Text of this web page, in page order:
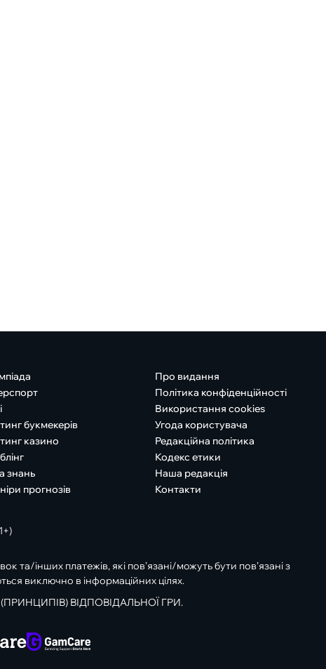
букмекерів
казино
знань
прогнозів
Про видання
Політика конфіденційності
Використання cookies
Угода користувача
Редакційна політика
Кодекс етики
Наша редакція
Контакти
та/інших платежів, які пов’язані/можуть бути пов’язані з
виключно в інформаційних цілях.
ВІДПОВІДАЛЬНОЇ ГРИ.